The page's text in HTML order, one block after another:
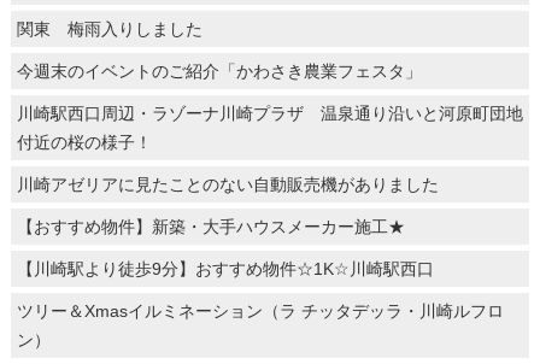
関東 梅雨入りしました
今週末のイベントのご紹介「かわさき農業フェスタ」
川崎駅西口周辺・ラゾーナ川崎プラザ 温泉通り沿いと河原町団地
付近の桜の様子！
川崎アゼリアに見たことのない自動販売機がありました
【おすすめ物件】新築・大手ハウスメーカー施工★
【川崎駅より徒歩9分】おすすめ物件☆1K☆川崎駅西口
ツリー＆Xmasイルミネーション（ラ チッタデッラ・川崎ルフロ
ン）